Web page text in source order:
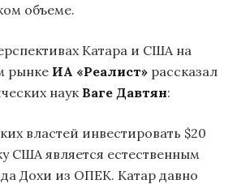
объеме.
Катара и США на
рынке ИА «Реалист» рассказал
наук Ваге Давтян:
властей инвестировать $20
США является естественным
Дохи из ОПЕК. Катар давно